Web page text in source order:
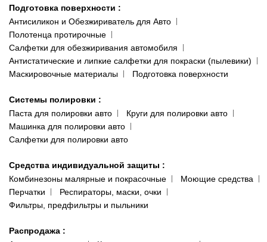
Подготовка поверхности :
Антисиликон и Обезжириватель для Авто
Полотенца протирочные
Салфетки для обезжиривания автомобиля
Антистатические и липкие салфетки для покраски (пылевики)
Маскировочные материалы
Подготовка поверхности
Системы полировки :
Паста для полировки авто
Круги для полировки авто
Машинка для полировки авто
Салфетки для полировки авто
Средства индивидуальной защиты :
Комбинезоны малярные и покрасочные
Моющие средства
Перчатки
Респираторы, маски, очки
Фильтры, предфильтры и пыльники
Распродажа :